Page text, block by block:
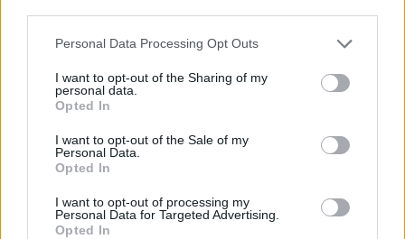
Personal Data Processing Opt Outs
I want to opt-out of the Sharing of my
personal data.
Opted In
I want to opt-out of the Sale of my
Personal Data.
Opted In
I want to opt-out of processing my
Personal Data for Targeted Advertising.
Opted In
Commenti
Accedioregistratiper commentare questo
articolo.
L'email è richiesta ma non verrà mostrata ai visitatori. Il contenuto di questo
di VareseNews.it, che rimane autonoma e indipendente. I messaggi inclusi nei
commenti non sono testi giornalistici, ma post inviati dai singoli lettori che
possono essere automaticamente pubblicati senza filtro preventivo. I commenti
che includano uno o più link a siti esterni verranno rimossi in automatico dal